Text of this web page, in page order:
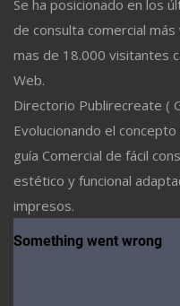
Se ha posicionado en los
de consulta comercial
mas de 18.000 visitantes
Web.
Directorio Publirecreate (
Evolucionando el
guía Comercial de fácil
estético y funcional
impresos.